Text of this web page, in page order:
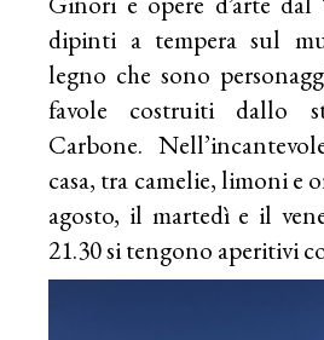
dipinti a tempera sul
legno che sono
favole costruiti dallo
Carbone.
casa, tra camelie, limoni e
agosto, il martedì e il
21.30 si tengono aperitivi